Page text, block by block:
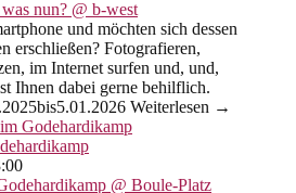
und möchten sich dessen
erschließen? Fotografieren,
im Internet surfen und, und,
Ihnen dabei gerne behilflich.
Weiterlesen →
Godehardikamp